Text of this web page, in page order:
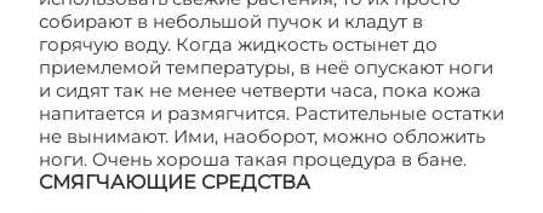
собирают в небольшой пучок и кладут в
горячую воду. Когда жидкость остынет до
приемлемой температуры, в неё опускают ноги
и сидят так не менее четверти часа, пока кожа
напитается и размягчится. Растительные остатки
не вынимают. Ими, наоборот, можно обложить
ноги. Очень хороша такая процедура в бане.
СМЯГЧАЮЩИЕ СРЕДСТВА